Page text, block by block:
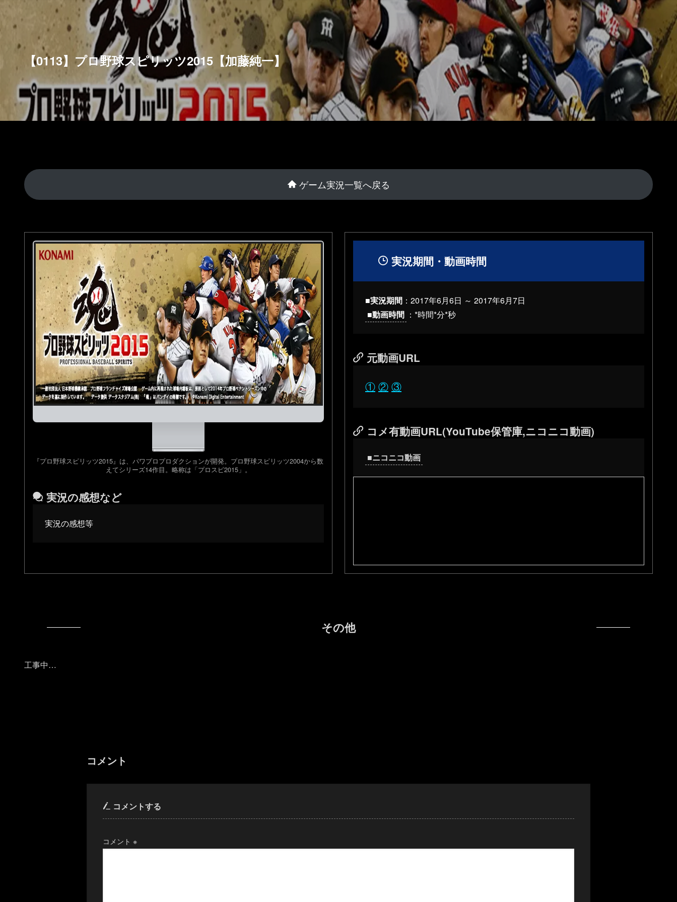
【0113】プロ野球スピリッツ2015【加藤純一】
ゲーム実況一覧へ戻る
『プロ野球スピリッツ2015』は、パワプロプロダクションが開発。プロ野球スピリッツ2004から数
えてシリーズ14作目。略称は「プロスピ2015」。
実況の感想など
実況の感想等
実況期間・動画時間
■実況期間 ：2017年6月6日 ～ 2017年6月7日
■動画時間 ：*時間*分*秒
元動画URL
① ② ③
コメ有動画URL(YouTube保管庫,ニコニコ動画)
■ニコニコ動画
その他
工事中…
コメント
コメントする
コメント ※